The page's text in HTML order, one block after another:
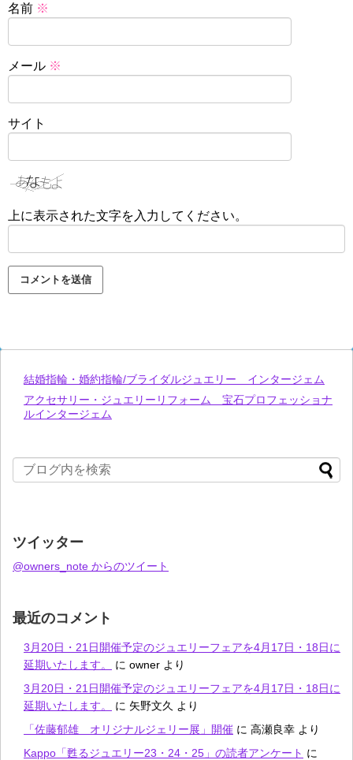
名前 ※
メール ※
サイト
上に表示された文字を入力してください。
結婚指輪・婚約指輪/ブライダルジュエリー インタージェム
アクセサリー・ジュエリーリフォーム 宝石プロフェッショナ
ルインタージェム
ツイッター
@owners_note からのツイート
最近のコメント
3月20日・21日開催予定のジュエリーフェアを4月17日・18日に
延期いたします。
に owner より
3月20日・21日開催予定のジュエリーフェアを4月17日・18日に
延期いたします。
に 矢野文久 より
「佐藤郁雄 オリジナルジェリー展」開催 に 高瀬良幸 より
Kappo「甦るジュエリー23・24・25」の読者アンケート に